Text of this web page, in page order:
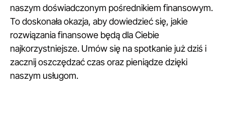
naszym doświadczonym pośrednikiem finansowym.
To doskonała okazja, aby dowiedzieć się, jakie
rozwiązania finansowe będą dla Ciebie
najkorzystniejsze. Umów się na spotkanie już dziś i
zacznij oszczędzać czas oraz pieniądze dzięki
naszym usługom.